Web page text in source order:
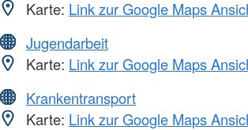
Karte: Link zur Google Maps
Jugendarbeit
Karte: Link zur Google Maps
Krankentransport
Karte: Link zur Google Maps